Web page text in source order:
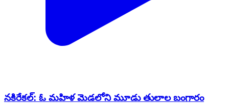
నకిరేకల్: ఓ మహిళ మెడలోని మూడు తులాల బంగారం